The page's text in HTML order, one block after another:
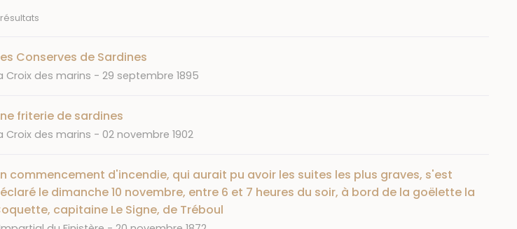
résultats
Conserves de Sardines
Croix des marins Date
29 septembre 1895
friterie de sardines
Croix des marins Date
02 novembre 1902
commencement d'incendie, qui aurait pu avoir les suites les plus graves, s'est
le dimanche 10 novembre, entre 6 et 7 heures du soir, à bord de la goëlette la
capitaine Le Signe, de Tréboul
Date